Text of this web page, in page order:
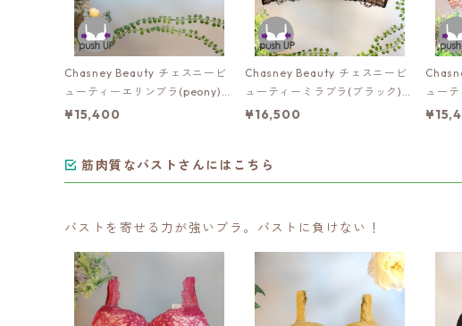
Chasney Beauty チェスニービ
ューティーエリンブラ(peony)：
al3179151be
¥15,400
Chasney Beauty チェスニービ
ューティーミラブラ(ブラック)：
al3178151bk
¥16,500
ュー
コ)：
筋肉質なバストさんにはこちら
バストを寄せる力が強いブラ。バストに負けない！